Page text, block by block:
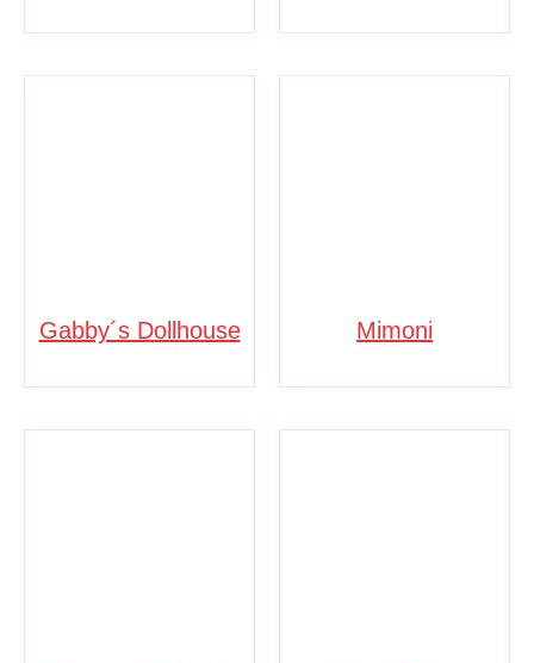
Gabby´s Dollhouse Mimoni